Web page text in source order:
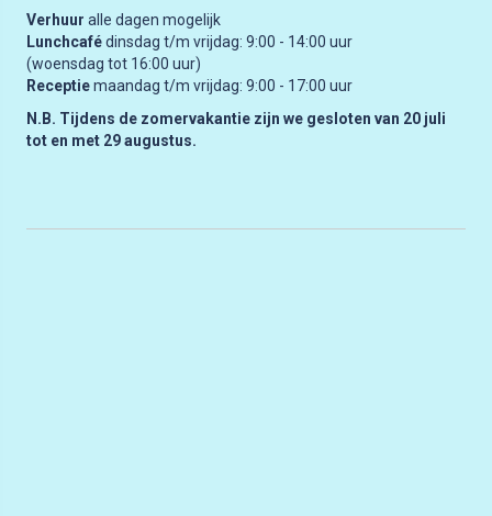
Verhuur alle dagen mogelijk
Lunchcafédinsdag t/m vrijdag: 9:00 - 14:00 uur
(woensdag tot 16:00 uur)
Receptiemaandag t/m vrijdag: 9:00 - 17:00 uur
N.B. Tijdens de zomervakantie zijn we gesloten van 20 juli
tot en met 29 augustus.